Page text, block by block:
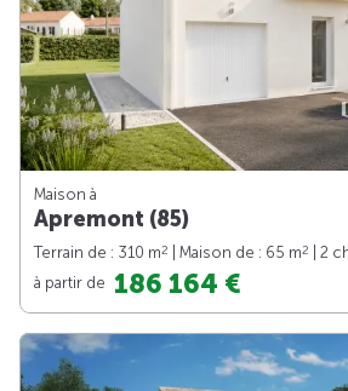
Maison à
Apremont (85)
Terrain de : 310 m2 | Maison de : 65 m2
| 2
à partir de 186 164 €